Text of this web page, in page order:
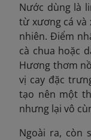
Nước dùng là
từ xương cá
nhiên. Điểm
cà chua hoặc
Hương thơm
vị cay đặc
tạo nên một
nhưng lại vô
Ngoài ra, còn